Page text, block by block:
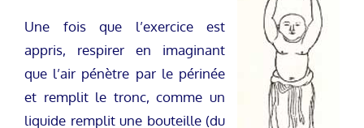
Une fois que l’exercice est
appris, respirer en imaginant
que l’air pénètre par le périnée
et remplit le tronc, comme un
liquide remplit une bouteille (du